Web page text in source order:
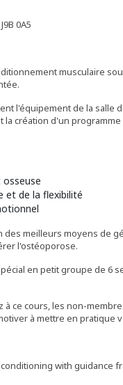
0A5
musculaire
l'équipement de la salle
création d'un
et de la flexibilité
meilleurs moyens de
l'ostéoporose.
en petit groupe de 6
à ce cours, les non-
à mettre en pratique
with guidance